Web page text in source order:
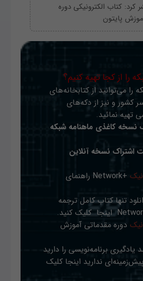
کرد: کتاب الکترونیکی دوره
پایتون
را از کجا تهیه کنیم؟
را می‌توانید از کتابخانه‌های
کشور و نیز از دکه‌های
تهیه نمائید.
نسخه کاغذی ماهنامه شبکه
اشتراک نسخه آنلاین
+Network راهنمای
تنها کتاب کامل ترجمه
اینجا کلیک کنید.
دوره مقدماتی آموزش
یادگیری برنامه‌نویسی را دارید
ندارید اینجا کلیک